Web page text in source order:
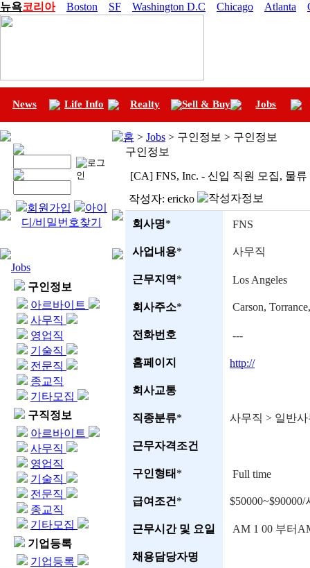
뉴욕코리아 Boston SF Washington D.C Chicago Atlanta
News Life Info Realty Sell & Buy Jobs
회원가입
아이
디/비밀번호찾기
Jobs
구인정보
아르바이트
사무직
영업직
기술직
전문직
종교직
기타모집
구직정보
아르바이트
사무직
영업직
기술직
전문직
종교직
기타모집
기업등록
기업등록
홈 > Jobs > 구인정보 > 구인정보
구인정보
[CA] FNS, Inc. - 신입 직원 모집, 물
작성자: ericko
회사명* FNS
사업내용* 사무직
근무지역* Los Angeles
회사주소* Carson,
전화번호 ---
홈페이지 http://
회사교통
직종분류* 사무직 > 일반사
근무자격조건
구인형태 * Full time
급여조건 *
근무시간 및 요일 AM 1 00 부터
채용담당자명